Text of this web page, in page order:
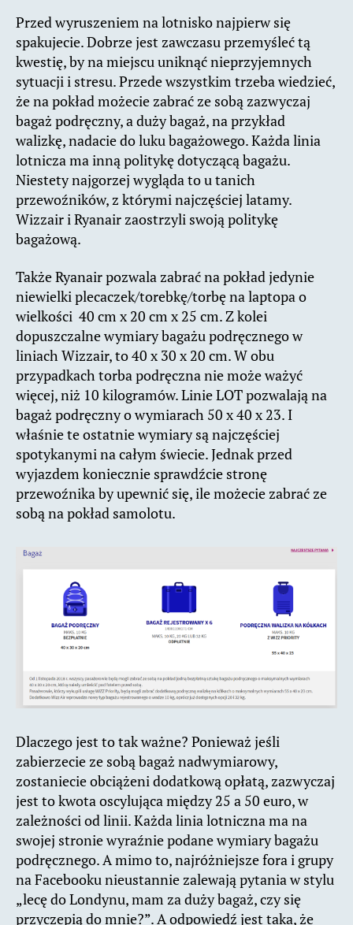
Przed wyruszeniem na lotnisko najpierw się
spakujecie. Dobrze jest zawczasu przemyśleć tą
kwestię, by na miejscu uniknąć nieprzyjemnych
sytuacji i stresu. Przede wszystkim trzeba wiedzieć,
że na pokład możecie zabrać ze sobą zazwyczaj
bagaż podręczny, a duży bagaż, na przykład
walizkę, nadacie do luku bagażowego. Każda linia
lotnicza ma inną politykę dotyczącą bagażu.
Niestety najgorzej wygląda to u tanich
przewoźników, z którymi najczęściej latamy.
Wizzair i Ryanair zaostrzyli swoją politykę
bagażową.
Także Ryanair pozwala zabrać na pokład jedynie
niewielki plecaczek/torebkę/torbę na laptopa o
wielkości 40 cm x 20 cm x 25 cm. Z kolei
dopuszczalne wymiary bagażu podręcznego w
liniach Wizzair, to 40 x 30 x 20 cm. W obu
przypadkach torba podręczna nie może ważyć
więcej, niż 10 kilogramów. Linie LOT pozwalają na
bagaż podręczny o wymiarach 50 x 40 x 23. I
właśnie te ostatnie wymiary są najczęściej
spotykanymi na całym świecie. Jednak przed
wyjazdem koniecznie sprawdźcie stronę
przewoźnika by upewnić się, ile możecie zabrać ze
sobą na pokład samolotu.
Dlaczego jest to tak ważne? Ponieważ jeśli
zabierzecie ze sobą bagaż nadwymiarowy,
zostaniecie obciążeni dodatkową opłatą, zazwyczaj
jest to kwota oscylująca między 25 a 50 euro, w
zależności od linii. Każda linia lotniczna ma na
swojej stronie wyraźnie podane wymiary bagażu
podręcznego. A mimo to, najróżniejsze fora i grupy
na Facebooku nieustannie zalewają pytania w stylu
„lecę do Londynu, mam za duży bagaż, czy się
przyczepią do mnie?”. A odpowiedź jest taka, że